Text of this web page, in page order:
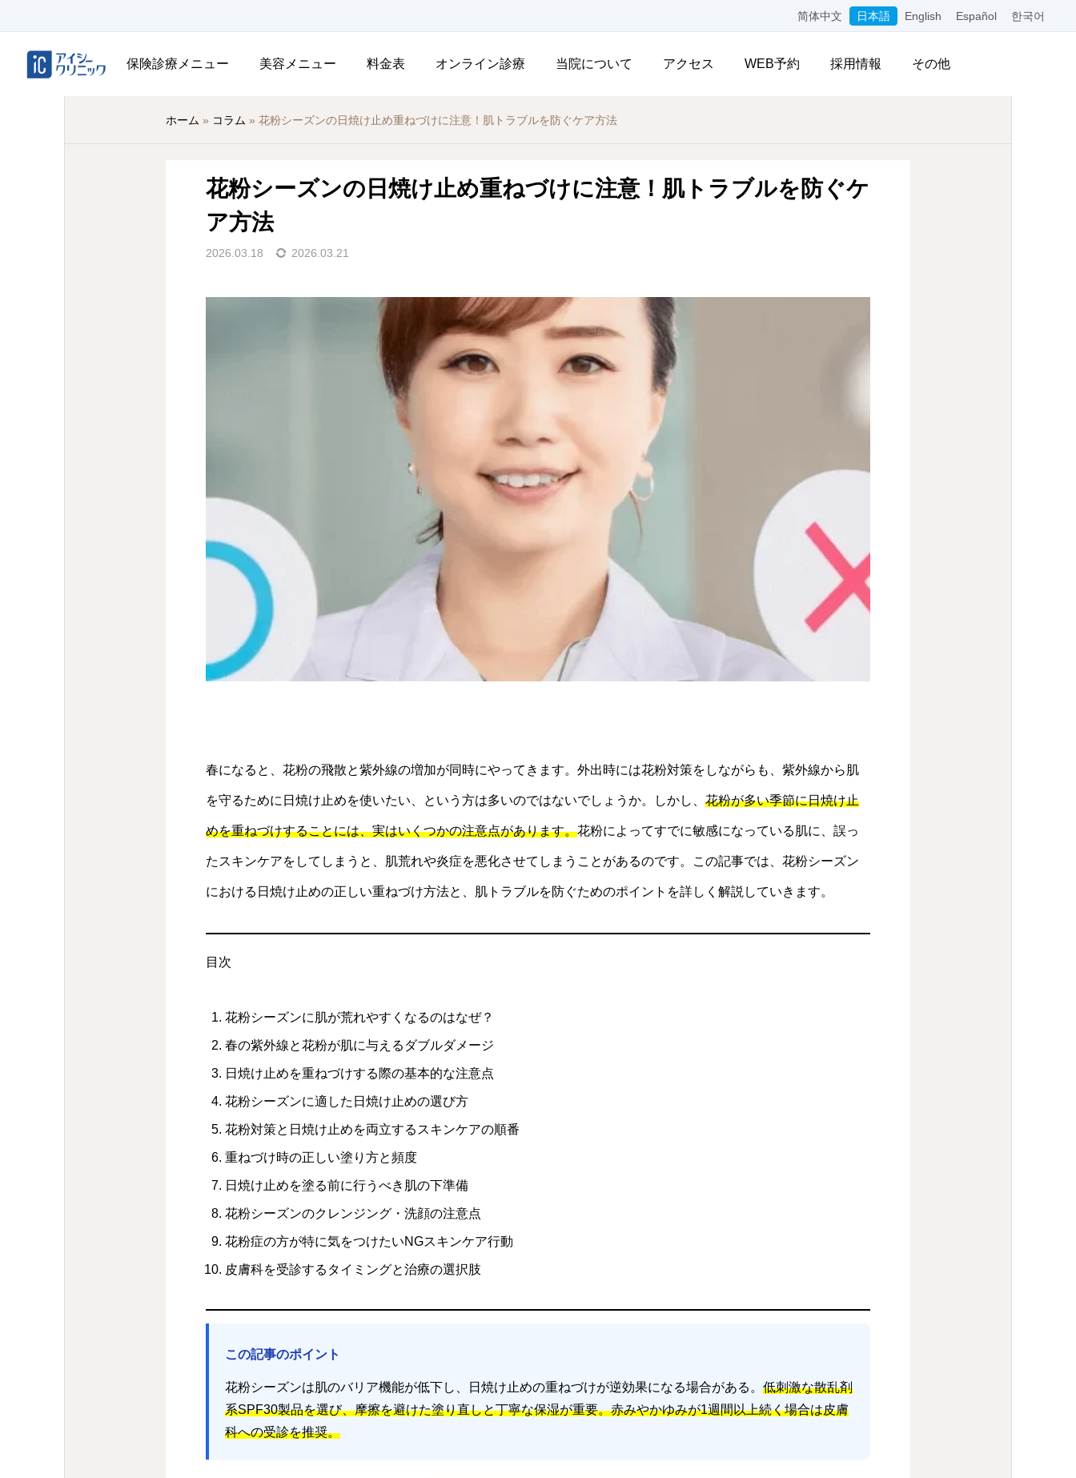
简体中文 日本語 English Español 한국어
保険診療メニュー 美容メニュー 料金表 オンライン診療 当院について アクセス WEB予約 採用情報 その他
ホーム » コラム » 花粉シーズンの日焼け止め重ねづけに注意！肌トラブルを防ぐケア方法
花粉シーズンの日焼け止め重ねづけに注意！肌トラブルを防ぐケ
ア方法
2026.03.18 2026.03.21
春になると、花粉の飛散と紫外線の増加が同時にやってきます。外出時には花粉対策をしながらも、紫外線から肌
を守るために日焼け止めを使いたい、という方は多いのではないでしょうか。しかし、 花粉が多い季節に日焼け止
めを重ねづけすることには、実はいくつかの注意点があります。花粉によってすでに敏感になっている肌に、誤っ
たスキンケアをしてしまうと、肌荒れや炎症を悪化させてしまうことがあるのです。この記事では、花粉シーズン
における日焼け止めの正しい重ねづけ方法と、肌トラブルを防ぐためのポイントを詳しく解説していきます。
目次
花粉シーズンに肌が荒れやすくなるのはなぜ？
春の紫外線と花粉が肌に与えるダブルダメージ
日焼け止めを重ねづけする際の基本的な注意点
花粉シーズンに適した日焼け止めの選び方
花粉対策と日焼け止めを両立するスキンケアの順番
重ねづけ時の正しい塗り方と頻度
日焼け止めを塗る前に行うべき肌の下準備
花粉シーズンのクレンジング・洗顔の注意点
花粉症の方が特に気をつけたいNGスキンケア行動
皮膚科を受診するタイミングと治療の選択肢
この記事のポイント
花粉シーズンは肌のバリア機能が低下し、日焼け止めの重ねづけが逆効果になる場合がある。 低刺激な散乱剤
系SPF30製品を選び、摩擦を避けた塗り直しと丁寧な保湿が重要。赤みやかゆみが1週間以上続く場合は皮膚
科への受診を推奨。